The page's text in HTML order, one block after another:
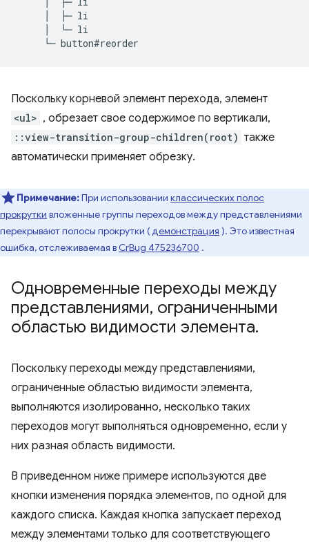
     │  ├─ li
     │  └─ li
Поскольку корневой элемент перехода, элемент
<ul> , обрезает свое содержимое по вертикали,
::view-transition-group-children(root) также
автоматически применяет обрезку.
Примечание:При использовании классических полос
прокрутки вложенные группы переходов между представлениями
перекрывают полосы прокрутки (демонстрация ). Это известная
ошибка, отслеживаемая в CrBug 475236700 .
Одновременные переходы между
представлениями, ограниченными
областью видимости элемента.
Поскольку переходы между представлениями,
ограниченные областью видимости элемента,
выполняются изолированно, несколько таких
переходов могут выполняться одновременно, если у
них разная область видимости.
В приведенном ниже примере используются две
кнопки изменения порядка элементов, по одной для
каждого списка. Каждая кнопка запускает переход
между элементами только для соответствующего